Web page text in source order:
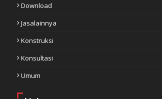
Download
Jasalainnya
Konstruksi
Konsultasi
Umum